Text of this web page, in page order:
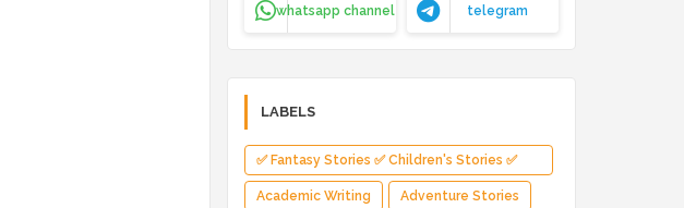
whatsapp channel telegram
LABELS
✅ Fantasy Stories ✅ Children's Stories ✅
Magical Adventure ✅ Indian Fantasy ✅
Academic Writing Adventure Stories